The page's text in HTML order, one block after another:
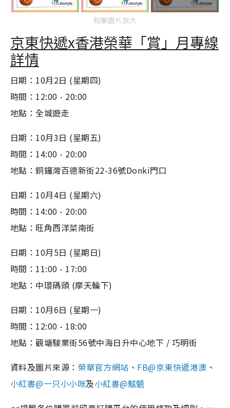
點擊圖片放大
京東快遞x香港榮華「賞」月專線
詳情
日期：10月2日 (星期四)
時間：12:00 - 20:00
地點：全城遊走
日期：10月3日 (星期五)
時間：14:00 - 20:00
地點：銅鑼灣百德新街22-36號Donki門口
日期：10月4日 (星期六)
時間：14:00 - 20:00
地點：旺角西洋菜南街
日期：10月5日 (星期日)
時間：11:00 - 17:00
地點：中環碼頭 (摩天輪下)
日期：10月6日 (星期一)
時間：12:00 - 18:00
地點：觀塘駿業街56號中海日升中心地下 / 巧明街
資料及圖片來源： 榮華官方網站 、 FB@京東快遞港澳 、
小紅書@一只小小咪及小紅書@魆䰫